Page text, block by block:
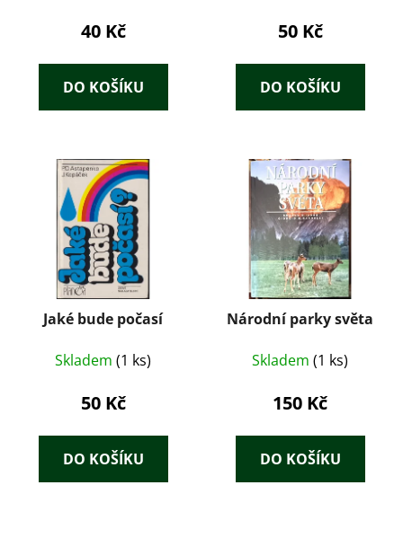
40 Kč
DO KOŠÍKU
50 Kč
DO KOŠÍKU
Jaké bude počasí
Skladem (1 ks)
50 Kč
DO KOŠÍKU
Národní parky světa
Skladem (1 ks)
150 Kč
DO KOŠÍKU